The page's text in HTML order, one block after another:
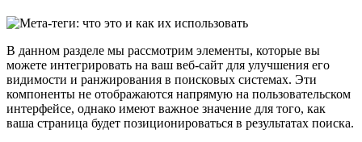
В данном разделе мы рассмотрим элементы, которые вы
можете интегрировать на ваш веб-сайт для улучшения его
видимости и ранжирования в поисковых системах. Эти
компоненты не отображаются напрямую на пользовательском
интерфейсе, однако имеют важное значение для того, как
ваша страница будет позиционироваться в результатах поиска.